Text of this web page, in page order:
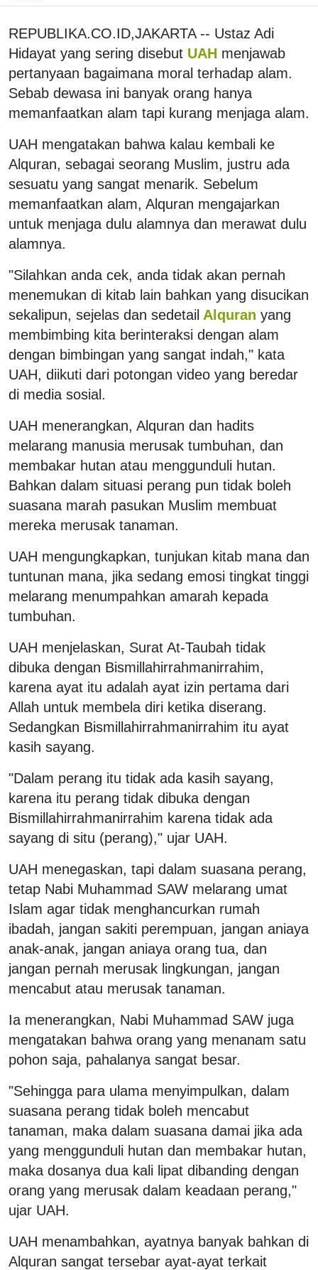
REPUBLIKA.CO.ID,JAKARTA -- Ustaz Adi
Hidayat yang sering disebut UAH menjawab
pertanyaan bagaimana moral terhadap alam.
Sebab dewasa ini banyak orang hanya
memanfaatkan alam tapi kurang menjaga alam.
UAH mengatakan bahwa kalau kembali ke
Alquran, sebagai seorang Muslim, justru ada
sesuatu yang sangat menarik. Sebelum
memanfaatkan alam, Alquran mengajarkan
untuk menjaga dulu alamnya dan merawat dulu
alamnya.
"Silahkan anda cek, anda tidak akan pernah
menemukan di kitab lain bahkan yang disucikan
sekalipun, sejelas dan sedetail Alquran yang
membimbing kita berinteraksi dengan alam
dengan bimbingan yang sangat indah," kata
UAH, diikuti dari potongan video yang beredar
di media sosial.
UAH menerangkan, Alquran dan hadits
melarang manusia merusak tumbuhan, dan
membakar hutan atau menggunduli hutan.
Bahkan dalam situasi perang pun tidak boleh
suasana marah pasukan Muslim membuat
mereka merusak tanaman.
UAH mengungkapkan, tunjukan kitab mana dan
tuntunan mana, jika sedang emosi tingkat tinggi
melarang menumpahkan amarah kepada
tumbuhan.
UAH menjelaskan, Surat At-Taubah tidak
dibuka dengan Bismillahirrahmanirrahim,
karena ayat itu adalah ayat izin pertama dari
Allah untuk membela diri ketika diserang.
Sedangkan Bismillahirrahmanirrahim itu ayat
kasih sayang.
"Dalam perang itu tidak ada kasih sayang,
karena itu perang tidak dibuka dengan
Bismillahirrahmanirrahim karena tidak ada
sayang di situ (perang)," ujar UAH.
UAH menegaskan, tapi dalam suasana perang,
tetap Nabi Muhammad SAW melarang umat
Islam agar tidak menghancurkan rumah
ibadah, jangan sakiti perempuan, jangan aniaya
anak-anak, jangan aniaya orang tua, dan
jangan pernah merusak lingkungan, jangan
mencabut atau merusak tanaman.
Ia menerangkan, Nabi Muhammad SAW juga
mengatakan bahwa orang yang menanam satu
pohon saja, pahalanya sangat besar.
"Sehingga para ulama menyimpulkan, dalam
suasana perang tidak boleh mencabut
tanaman, maka dalam suasana damai jika ada
yang menggunduli hutan dan membakar hutan,
maka dosanya dua kali lipat dibanding dengan
orang yang merusak dalam keadaan perang,"
ujar UAH.
UAH menambahkan, ayatnya banyak bahkan di
Alquran sangat tersebar ayat-ayat terkait